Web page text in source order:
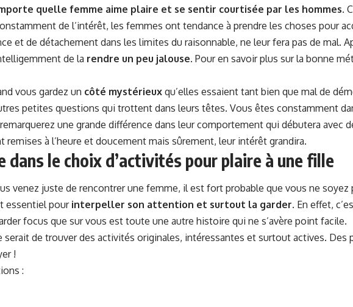
quelle femme aime plaire et se sentir courtisée par les hommes.
de l’intérêt, les femmes ont tendance à prendre les choses pour
et de détachement dans les limites du raisonnable, ne leur fera pas de mal.
de la rendre un peu jalouse. Pour en savoir plus sur la bonne
vous gardez un côté mystérieux qu’elles essaient tant bien que mal de
petites questions qui trottent dans leurs têtes. Vous êtes constamment
une grande différence dans leur comportement qui débutera avec
remises à l’heure et doucement mais sûrement, leur intérêt grandira.
dans le choix d’activités pour plaire à une fille
venez juste de rencontrer une femme, il est fort probable que vous ne soyez
essentiel pourinterpeller son attention et surtout la garder. En effet,
focus que sur vous est toute une autre histoire qui ne s’avère point facile.
serait de trouver des activités originales, intéressantes et surtout actives. Des
!
: